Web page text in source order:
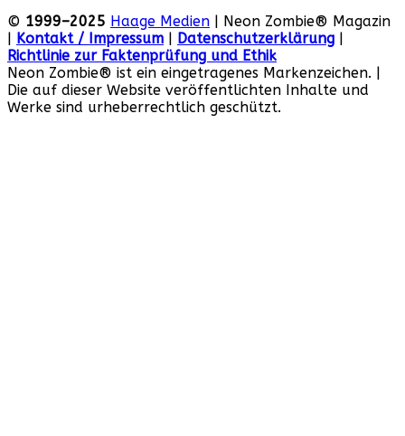
© 1999–2025 Haage Medien | Neon Zombie® Magazin
Kontakt / Impressum Datenschutzerklärung
Richtlinie zur Faktenprüfung und Ethik
Neon Zombie® ist ein eingetragenes Markenzeichen. |
Die auf dieser Website veröffentlichten Inhalte und
Werke sind urheberrechtlich geschützt.